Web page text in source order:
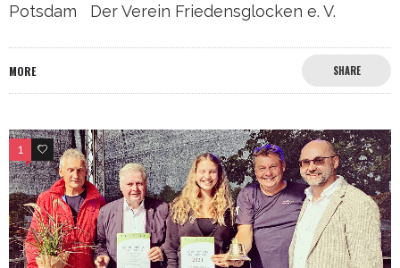
Potsdam Der Verein Friedensglocken e. V.
MORE SHARE
1 0